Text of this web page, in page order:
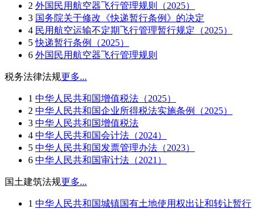
2 外国民用航空器飞行管理规则（2025）
3 国务院关于修改《快递暂行条例》的决定
4 民用航空运输不定期飞行管理暂行规定（2025）
5 快递暂行条例（2025）
6 外国民用航空器飞行管理规则
税务法律法规更多...
1 中华人民共和国增值税法（2025）
2 中华人民共和国企业所得税法实施条例（2025）
3 中华人民共和国增值税法
4 中华人民共和国会计法（2024）
5 中华人民共和国发票管理办法（2023）
6 中华人民共和国审计法（2021）
国土建筑法规更多...
1 中华人民共和国城镇国有土地使用权出让和转让暂行